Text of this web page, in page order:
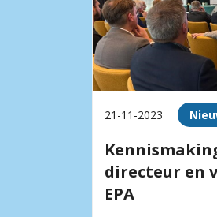
21-11-2023
directeur en
EPA